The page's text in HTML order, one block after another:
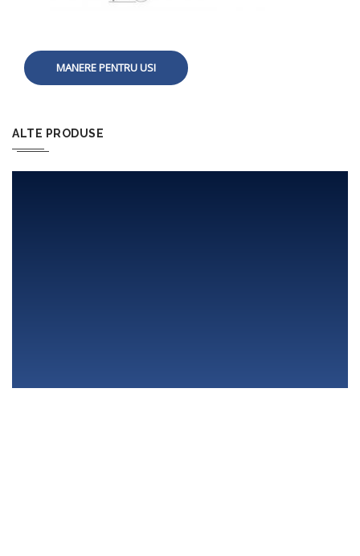
MANERE PENTRU USI
ALTE PRODUSE